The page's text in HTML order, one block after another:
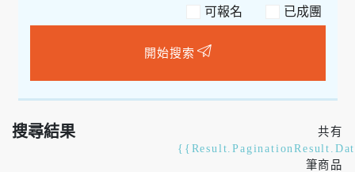
可報名
開始搜索
搜尋結果
共有
筆商品